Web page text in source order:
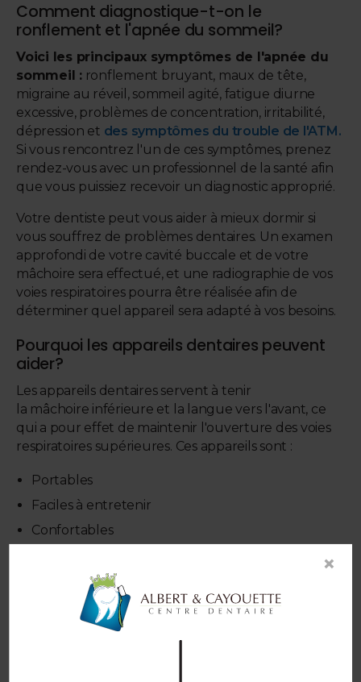
Comment diagnostique-t-on le
ronflement et l'apnée du sommeil?
Voici les principaux symptômes de l'apnée du
sommeil :ronflement bruyant, maux de tête,
migraine au réveil, sommeil agité, fatigue diurne
excessive, problèmes de concentration, irritabilité,
dépression et des symptômes du trouble de l'ATM.
Si vous rencontrez l'un de ces symptômes, prenez
rendez-vous avec un professionnel de la santé afin
que vous puissiez recevoir un diagnostic approprié.
Votre dentiste peut vous aider à mieux dormir si
vous souffrez de problèmes dentaires. Un examen
approfondi de votre cavité buccale et de votre
mâchoire sera effectué, et une radiographie de vos
voies respiratoires pourra être réalisée afin de
déterminer quel appareil sera adapté à vos besoins.
Pourquoi les appareils dentaires peuvent
aider?
Les appareils dentaires servent à tenir
la mâchoire inférieure et la langue vers l'avant, ce
qui a pour effet de maintenir l'ouverture des voies
respiratoires supérieures. Ces appareils sont :
Portables
Faciles à entretenir
Confortables
Silencieux et non gênants pour le partenaire
(contrairement à certaines machines)
Pratiques pour voyager
×